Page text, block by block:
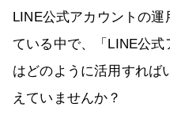
LINE公式アカウントの
ている中で、「LINE公
はどのように活用すれば
えていませんか？